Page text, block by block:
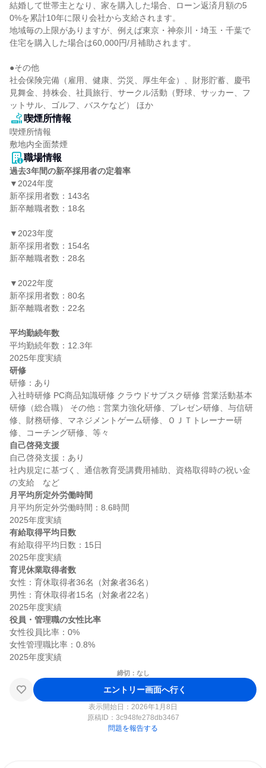
結婚して世帯主となり、家を購入した場合、ローン返済月額の5
0%を累計10年に限り会社から支給されます。
地域毎の上限がありますが、例えば東京・神奈川・埼玉・千葉で
住宅を購入した場合は60,000円/月補助されます。
●その他
社会保険完備（雇用、健康、労災、厚生年金）、財形貯蓄、慶弔
見舞金、持株会、社員旅行、サークル活動（野球、サッカー、フ
ットサル、ゴルフ、バスケなど） ほか
喫煙所情報
喫煙所情報
敷地内全面禁煙
職場情報
過去3年間の新卒採用者の定着率
▼2024年度
新卒採用者数：143名
新卒離職者数：18名
▼2023年度
新卒採用者数：154名
新卒離職者数：28名
▼2022年度
新卒採用者数：80名
新卒離職者数：22名
平均勤続年数
平均勤続年数：12.3年
研修
研修：あり
入社時研修 PC商品知識研修 クラウドサブスク研修 営業活動基本
研修（総合職） その他：営業力強化研修、プレゼン研修、与信研
修、財務研修、マネジメントゲーム研修、ＯＪＴトレーナー研
自己啓発支援
自己啓発支援：あり
社内規定に基づく、通信教育受講費用補助、資格取得時の祝い金
月平均所定外労働時間
月平均所定外労働時間：8.6時間
有給取得平均日数
有給取得平均日数：15日
育児休業取得者数
女性：育休取得者36名（対象者36名）
男性：育休取得者15名（対象者22名）
役員・管理職の女性比率
女性役員比率：0%
女性管理職比率：0.8%
締切：なし
エントリー画面へ行く
表示開始日：2026年1月8日
原稿ID： 3c948fe278db3467
問題を報告する